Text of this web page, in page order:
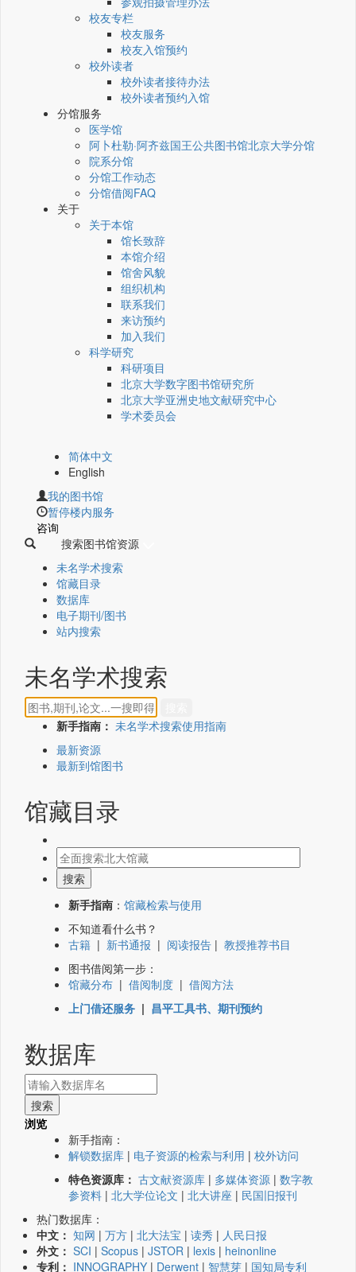
校友专栏
校友服务
校友入馆预约
校外读者
校外读者接待办法
校外读者预约入馆
分馆服务
医学馆
阿卜杜勒·阿齐兹国王公共图书馆北京大学分馆
院系分馆
分馆工作动态
分馆借阅FAQ
关于
关于本馆
馆长致辞
本馆介绍
馆舍风貌
组织机构
联系我们
来访预约
加入我们
科学研究
科研项目
北京大学数字图书馆研究所
北京大学亚洲史地文献研究中心
学术委员会
简体中文
English
我的图书馆
暂停楼内服务
咨询
搜索图书馆资源
未名学术搜索
馆藏目录
数据库
电子期刊/图书
站内搜索
未名学术搜索
新手指南： 未名学术搜索使用指南
最新资源
最新到馆图书
馆藏目录
新手指南 ： 馆藏检索与使用
不知道看什么书？
古籍 | 新书通报 | 阅读报告 | 教授推荐书目
图书借阅第一步：
馆藏分布 | 借阅制度 | 借阅方法
上门借还服务 | 昌平工具书、期刊预约
数据库
浏览
新手指南：
解锁数据库 | 电子资源的检索与利用 | 校外访问
特色资源库： 古文献资源库 | 多媒体资源 | 数字教
参资料 | 北大学位论文 | 北大讲座 | 民国旧报刊
热门数据库：
中文： 知网 | 万方 | 北大法宝 | 读秀 | 人民日报
外文： SCI | Scopus | JSTOR | lexis | heinonline
专利： INNOGRAPHY | Derwent | 智慧芽 | 国知局专利